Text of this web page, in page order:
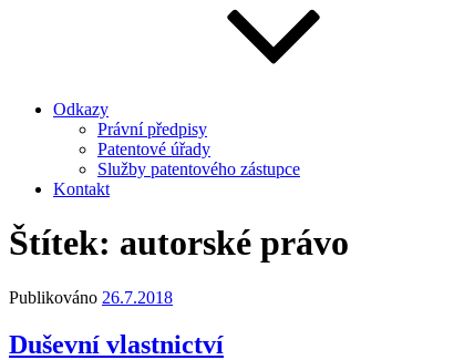
Odkazy
Právní předpisy
Patentové úřady
Služby patentového zástupce
Kontakt
Štítek: autorské právo
Publikováno 26.7.2018
Duševní vlastnictví